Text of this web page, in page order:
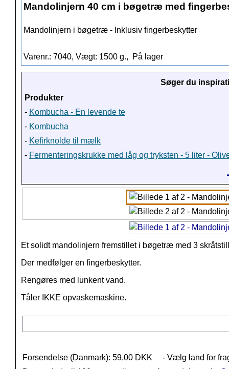
Mandolinjern 40 cm i bøgetræ med
Mandolinjern i bøgetræ - Inklusiv fingerbeskytter
Varenr.: 7040, Vægt: 1500 g., På lager
Søger du
Produkter
- Kombucha - En levende te
- Kombucha
- Kefirknolde til mælk
- Fermenteringskrukke med låg og tryksten - 5 liter -
Et solidt mandolinjern fremstillet i bøgetræ med 3
Der medfølger en fingerbeskytter.
Rengøres med lunkent vand.
Tåler IKKE opvaskemaskine.
Forsendelse (Danmark): 59,00 DKK
- Vælg land for